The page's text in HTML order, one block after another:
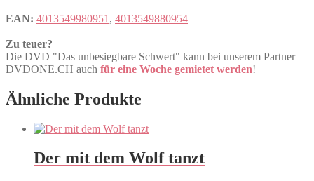
EAN: 4013549980951 , 4013549880954
Zu teuer?
Die DVD "Das unbesiegbare Schwert" kann bei unserem Partner
DVDONE.CH auch für eine Woche gemietet werden!
Ähnliche Produkte
Der mit dem Wolf tanzt